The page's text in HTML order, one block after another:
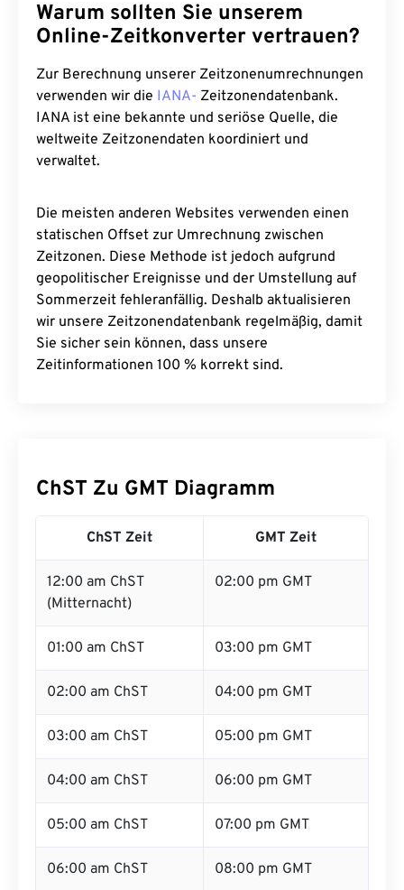
Warum sollten Sie unserem
Online-Zeitkonverter vertrauen?
Zur Berechnung unserer Zeitzonenumrechnungen
verwenden wir die IANA- Zeitzonendatenbank.
IANA ist eine bekannte und seriöse Quelle, die
weltweite Zeitzonendaten koordiniert und
verwaltet.
Die meisten anderen Websites verwenden einen
statischen Offset zur Umrechnung zwischen
Zeitzonen. Diese Methode ist jedoch aufgrund
geopolitischer Ereignisse und der Umstellung auf
Sommerzeit fehleranfällig. Deshalb aktualisieren
wir unsere Zeitzonendatenbank regelmäßig, damit
Sie sicher sein können, dass unsere
Zeitinformationen 100 % korrekt sind.
ChST Zu GMT Diagramm
ChST Zeit GMT Zeit
12:00 am ChST
(Mitternacht)
02:00 pm GMT
01:00 am ChST 03:00 pm GMT
02:00 am ChST 04:00 pm GMT
03:00 am ChST 05:00 pm GMT
04:00 am ChST 06:00 pm GMT
05:00 am ChST 07:00 pm GMT
06:00 am ChST 08:00 pm GMT